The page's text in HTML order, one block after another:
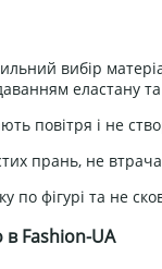
вибір
еластану
повітря і не
прань, не
по фігурі та не
в Fashion-UA